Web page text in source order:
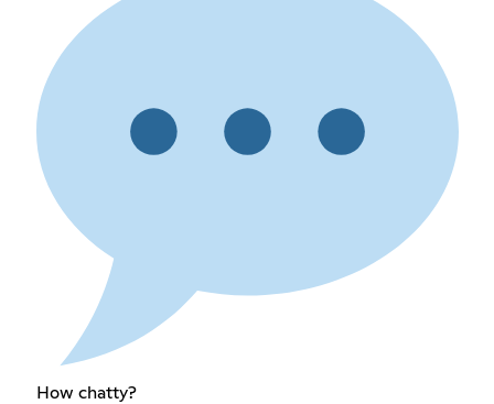
How chatty?